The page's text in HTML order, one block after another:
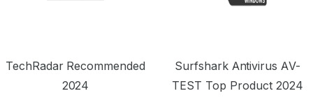
TechRadar Recommended
2024
Surfshark Antivirus AV-
TEST Top Product 2024